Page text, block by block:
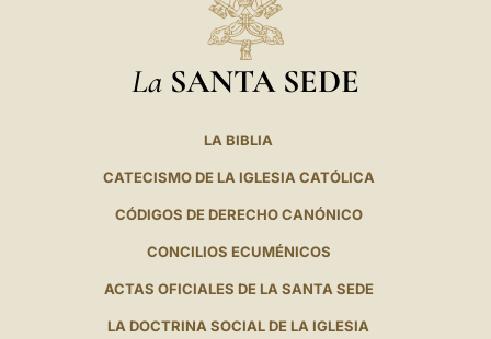
La SANTA SEDE
LA BIBLIA
CATECISMO DE LA IGLESIA CATÓLICA
CÓDIGOS DE DERECHO CANÓNICO
CONCILIOS ECUMÉNICOS
ACTAS OFICIALES DE LA SANTA SEDE
LA DOCTRINA SOCIAL DE LA IGLESIA